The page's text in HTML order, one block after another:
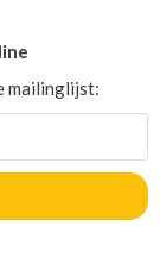
mailinglijst: